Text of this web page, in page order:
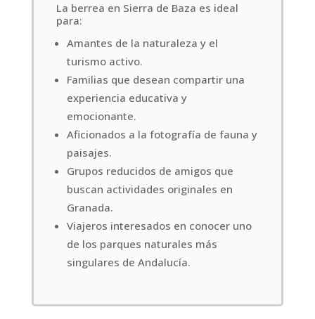
La berrea en Sierra de Baza es ideal
para:
Amantes de la naturaleza y el
turismo activo.
Familias que desean compartir una
experiencia educativa y
emocionante.
Aficionados a la fotografía de fauna y
paisajes.
Grupos reducidos de amigos que
buscan actividades originales en
Granada.
Viajeros interesados en conocer uno
de los parques naturales más
singulares de Andalucía.